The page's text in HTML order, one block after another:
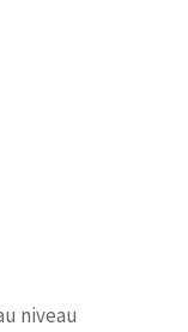
niveau